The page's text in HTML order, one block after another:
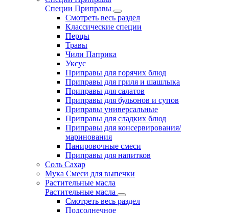
Специи Приправы
Смотреть весь раздел
Классические специи
Перцы
Травы
Чили Паприка
Уксус
Приправы для горячих блюд
Приправы для гриля и шашлыка
Приправы для салатов
Приправы для бульонов и супов
Приправы универсальные
Приправы для сладких блюд
Приправы для консервирования/
маринования
Панировочные смеси
Приправы для напитков
Соль Сахар
Мука Смеси для выпечки
Растительные масла
Растительные масла
Смотреть весь раздел
Подсолнечное